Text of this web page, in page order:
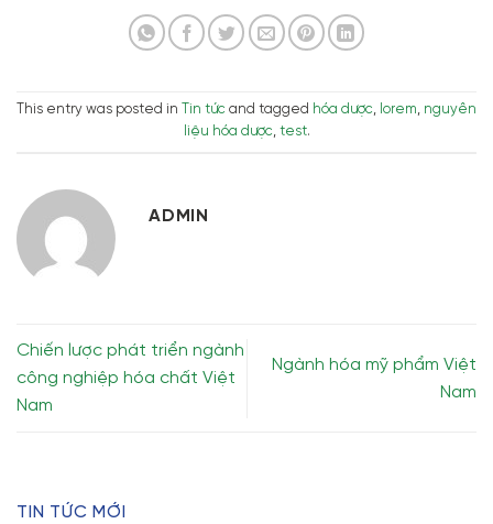
This entry was posted in Tin tức and tagged hóa dược, lorem, nguyên
liệu hóa dược, test.
ADMIN
Chiến lược phát triển ngành
công nghiệp hóa chất Việt
Nam
Ngành hóa mỹ phẩm Việt
Nam
TIN TỨC MỚI